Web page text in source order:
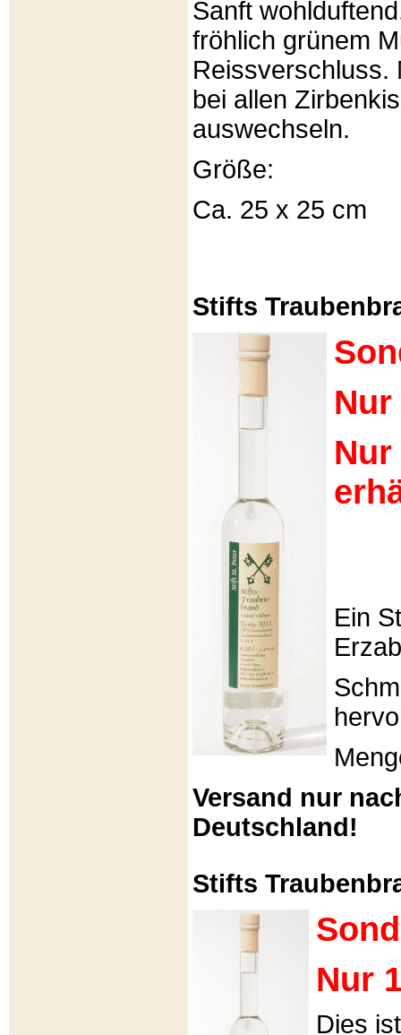
Sanft
fröhlich grünem
Reissverschluss.
bei allen
auswechseln.
Größe:
Ca. 25 x 25 cm
Stifts
Nur
Ein
Versand nur
Deutschland!
Stifts
Nur
Dies